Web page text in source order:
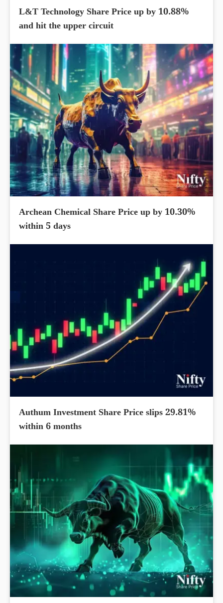
L&T Technology Share Price up by 10.88%
and hit the upper circuit
Archean Chemical Share Price up by 10.30%
within 5 days
Authum Investment Share Price slips 29.81%
within 6 months